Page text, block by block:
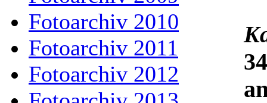
Fotoarchiv 2010
Fotoarchiv 2011
Fotoarchiv 2012